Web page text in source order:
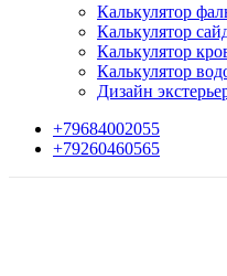
Калькулятор
Калькулятор
Калькулятор
Калькулятор
Дизайн
+79684002055
+79260460565